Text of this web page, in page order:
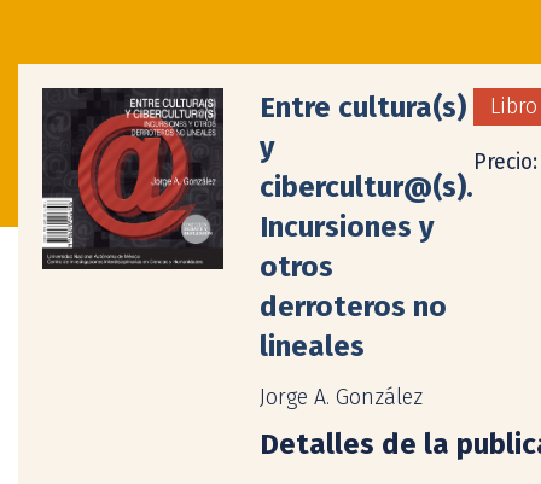
Entre cultura(s)
y
cibercultur@(s).
Incursiones y
otros
derroteros no
lineales
Jorge A. González
Libro
Detalles de la